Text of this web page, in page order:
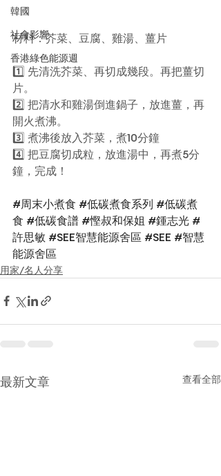
韓國
社會影響
香港綠色能源週
材料：芥菜、豆腐、雞湯、薑片
1️⃣ 先清洗芥菜、再切成幾段。再把薑切
片。
2️⃣ 把清水和雞湯倒進鍋子，放進薑，再
開火煮沸。
3️⃣ 煮沸後放入芥菜，煮10分鐘
4️⃣ 把豆腐切成粒，放進湯中，再煮5分
鐘，完成！
#周末小煮食 #低碳煮食系列 #低碳煮
食 #低碳食譜 #慳叔和保姐 #鍾志光 #
許思敏 #SEE智慧能源舍區 #SEE #智慧
能源舍區
用家/名人分享
最新文章 查看全部